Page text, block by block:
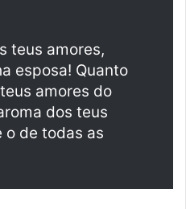
teus amores,
esposa! Quanto
amores do
dos teus
o de todas as